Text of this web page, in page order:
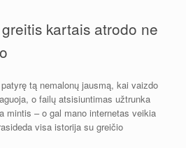
kartais atrodo ne
tą nemalonų jausmą, kai vaizdo
o failų atsisiuntimas užtrunka
mintis – o gal mano internetas veikia
visa istorija su greičio